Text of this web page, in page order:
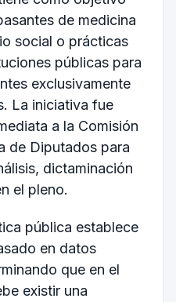
de medicina
social o prácticas
públicas para
exclusivamente
La iniciativa fue
a la Comisión
de Diputados para
dictaminación
el pleno.
pública establece
en datos
que en el
existir una